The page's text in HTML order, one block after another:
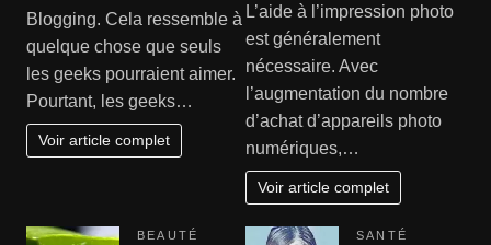
Blogging. Cela ressemble à
quelque chose que seuls
les geeks pourraient aimer.
Pourtant, les geeks…
Voir article complet
L’aide à l’impression photo
est généralement
nécessaire. Avec
l’augmentation du nombre
d’achat d’appareils photo
numériques,…
Voir article complet
BEAUTÉ
SANTÉ